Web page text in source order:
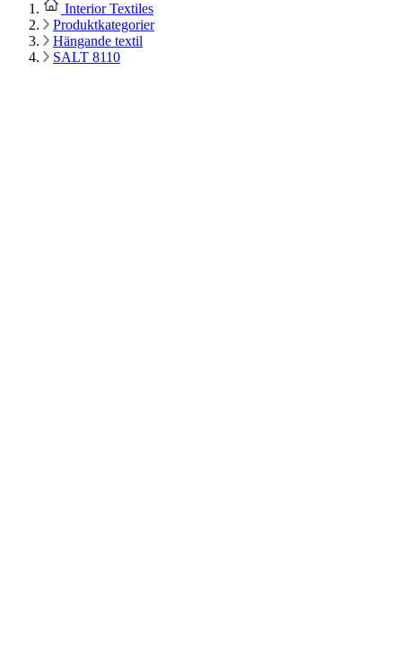
Interior Textiles
Produktkategorier
Hängande textil
SALT 8110